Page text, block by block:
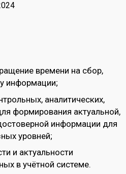
времени на сбор,
информации;
аналитических,
формирования актуальной,
информации для
уровней;
и актуальности
в учётной системе.